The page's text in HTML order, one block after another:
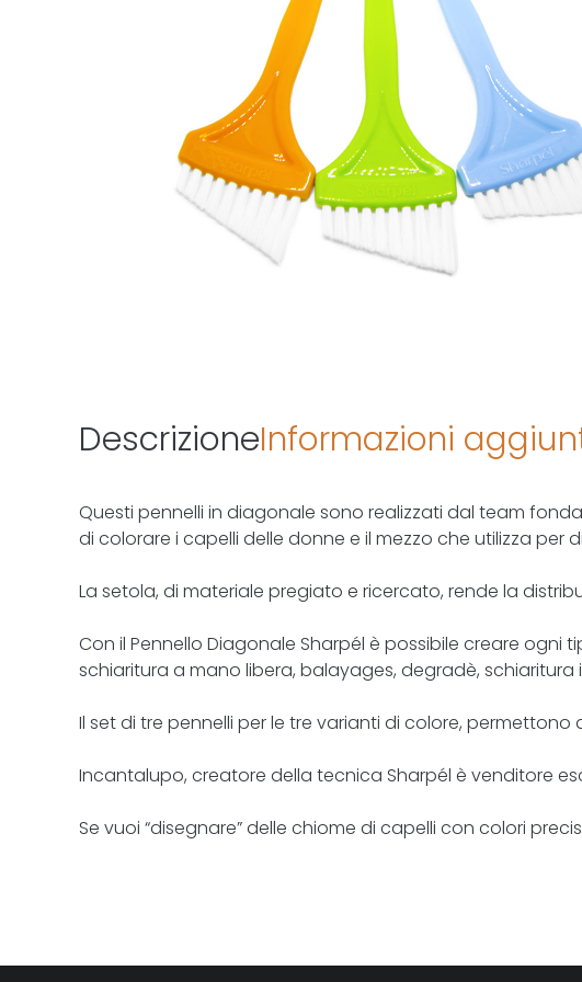
DescrizioneInformazioni
Questi pennelli in diagonale sono realizzati dal team
di colorare i capelli delle donne e il mezzo che utilizza
La setola, di materiale pregiato e ricercato, rende la
Con il Pennello Diagonale Sharpél è possibile creare
schiaritura a mano libera, balayages, degradè,
Il set di tre pennelli per le tre varianti di colore,
Incantalupo, creatore della tecnica Sharpél è venditore
Se vuoi “disegnare” delle chiome di capelli con colori